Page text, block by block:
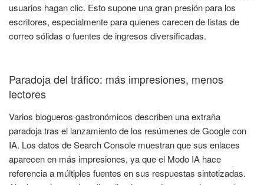
usuarios hagan clic. Esto supone una gran presión para los
escritores, especialmente para quienes carecen de listas de
correo sólidas o fuentes de ingresos diversificadas.
Paradoja del tráfico: más impresiones, menos
lectores
Varios blogueros gastronómicos describen una extraña
paradoja tras el lanzamiento de los resúmenes de Google con
IA. Los datos de Search Console muestran que sus enlaces
aparecen en más impresiones, ya que el Modo IA hace
referencia a múltiples fuentes en sus respuestas sintetizadas.